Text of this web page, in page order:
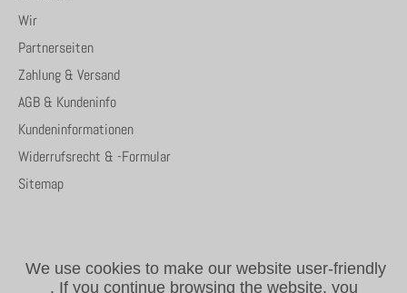
Wir
Partnerseiten
Zahlung & Versand
AGB & Kundeninfo
Kundeninformationen
Widerrufsrecht & -Formular
Sitemap
We use cookies to make our website user-friendly
. If you continue browsing the website, you